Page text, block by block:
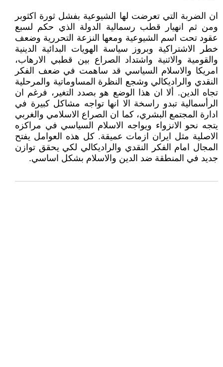
ان الضربة التي تعرضت لها الشيوعية بفشل ثورة اكثوبر
ومن ثم انهيار قطب رسمالية الدولة الذي حكم لسبع
عقود تحت اسم الشيوعية ومعها النزعة التحررية وضعف
خطر الاشتراكية وبروز سياسة الهويات البدائية الدينية
والقومية والاثنية واشتداد الصراع بين قطبي الارهاب،
امريكا والاسلام السياسي قد ساهمت في ضعف الفكر
النقدي والراديكالي وشجع النظرة المساوماتية والمرحلية
تجاه الدين. ألا ان هذا الوضع هو بصدد التغير، فرغم ان
الرأسمالية تبدو راسخة الا انها تواجه مشاكل كبيرة في
ادارة المجتمع البشري، كما ان الصراع الاسلامي والغربي
يتجه نحو الانزواء ويواجه الاسلام السياسي في مراكزه
الاصلية مثل ايران ازمات عميقة. كل هذه العوامل يفتح
المجال امام الفكر النقدي والراديكالي لكي يحقق توازن
جديد في المنطقة ضد الدين والاسلام بشكل اساسي.